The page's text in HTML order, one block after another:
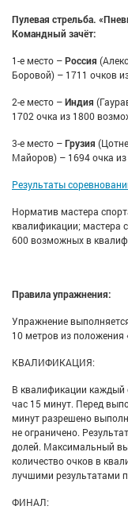
Пулевая стрельба.
Командный зачёт:
1-е место –Россия
Боровой) – 1711 очков
2-е место –Индия
1702 очка из 1800
3-е место –Грузия
Майоров) – 1694 очка
Результаты
Норматив мастера
квалификации; мастера
600 возможных в
Правила упражнения:
Упражнение
10 метров из положения
КВАЛИФИКАЦИЯ:
В квалификации каждый
час 15 минут. Перед
минут разрешено
не ограничено.
долей. Максимальный
количество очков в
лучшими результатами
ФИНАЛ: